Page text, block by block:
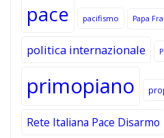
pace pacifismo Papa
politica internazionale
primopiano
Rete Italiana Pace Disarmo